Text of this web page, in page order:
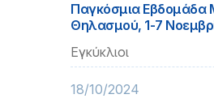
Παγκόσμια Εβδομάδα
Θηλασμού, 1-7
Εγκύκλιοι
18/10/2024